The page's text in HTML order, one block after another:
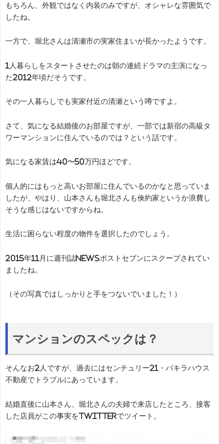
もちろん、外観ではなく内装のみですが、オシャレな雰囲気で
したね。
一方で、堀北さんは清瀬市の実家住まいが長かったようです。
1人暮らしをスタートさせたのは朝の連続ドラマの主演になっ
た2012年頃だそうです。
その一人暮らしでも実家付近の清瀬という噂ですよ。
さて、気になる結婚後のお部屋ですが、一部では新宿の高級タ
ワーマンションに住んでいるのでは？という話です。
気になる家賃は40〜50万円ほどです。
個人的にはもっと高いお部屋に住んでいるのかなと思っていま
したが、やはり、山本さんも堀北さんも倹約家というか浪費し
そうな感じはないですからね。
生活に困らない程度の物件を選択したのでしょう。
2015年11月に週刊誌NEWSポストセブンにスクープされてい
ましたね。
（その写真ではしっかりと手をつないでいました！）
マンションのスペックは？
そんなお2人ですが、過去にはセンチュリー21・パキラハウス
不動産でトラブルにあっています。
結婚直後に山本さん、堀北さんの夫婦で来店したところ、接客
した店員がこの事実をTwitterでツイート。